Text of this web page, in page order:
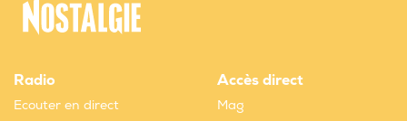
Radio
Ecouter en direct
Accès direct
Mag